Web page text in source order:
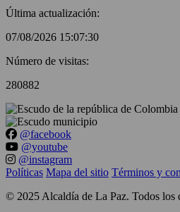
Última actualización:
07/08/2026 15:07:30
Número de visitas:
280882
@facebook
@youtube
@instagram
Políticas Mapa del sitio Términos y
© 2025 Alcaldía de La Paz. Todos los